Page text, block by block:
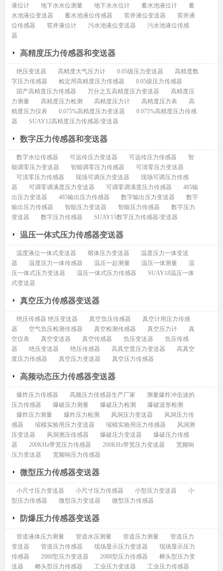
液位计
地下水水位测量 地下水水位计 蓄水池液位计
蓄
水池液位变送器
蓄水池液位传感器 窖井液位变送器
窖井液
位传感器
窖井液位计 污水池液位变送器
污水池液位传感
器
高精度压力传感器和变送器
绝压变送器 高精度大气压力计 0.05级压力变送器
高精度数
字压力传感器
检定用高精度压力传感器
0.05级压力传感器
国产高精度压力传感器
万分之五高精度压力变送器
高精度压
力测量
高精度压力检测 高精度压力计 高精度压力表
高
精度压力仪表
0.075%高精度压力变送器
0.075%高精度压力传感
器
SUAY12高精度压力传感器/变送器
数字压力传感器和变送器
数字水位传感器 可远传压力变送器 可远传压力传感器
智
能调零压力变送器
智能调零压力传感器
可清零压力变送器
可清零压力传感器
现场可调压力变送器
现场可调压力传感
器
可调零调满度压力变送器 可调零调满度压力传感器
485输
出压力变送器
485输出压力传感器 数字输出压力变送器
数字
输出压力传感器
智能压力变送器 智能压力传感器
数字压力
变送器
数字压力传感器 SUAY15数字压力传感器/变送器
温压一体式压力传感器变送器
温度液位一体式变送器 熔体压力变送器
温度压力一体变送
器
温度压力一体传感器 温压一起测量 温压一体测量
温
压一体式压力变送器
温压一体式压力传感器
SUAY18温压一体
式变送器
真空压力传感器变送器
绝压传感器 绝压变送器 真空负压传感器
真空计用压力传感
器
空气负压检测传感器 真空检测传感器 真空压力计
真
空仪表
真空变送器 真空传感器 负压变送器
负压传感
器
绝压变送器 绝压传感器 高真空度压力变送器
高真空
度压力传感器
真空压力变送器 真空压力传感器
高频动态压力传感器变送器
爆炸压力传感器 高频压力传感器生产厂家
测量爆炸冲击波的
压力传感器
爆破压力测量 爆破压力检测
爆破波形检测
爆炸压力测量
爆炸压力检测 风洞压力变送器
风洞压力传
感器
缩模实验用压力变送器 缩模实验用压力传感器
风洞测
压变送器
风洞测压传感器 爆破压力变送器
爆破压力传感
器
200KHz带宽压力传感器 200KHz带宽压力变送器
宽频响
压力变送器
宽频响压力传感器
微型压力传感器变送器
小尺寸压力变送器 小尺寸压力传感器 小型压力变送器
小
型压力传感器
微型压力变送器 微型压力传感器
防爆压力传感器变送器
管道液体压力测量 管道水压测量 管道压力测量
管道压力
变送器
管道压力传感器 现场显示压力变送器
现场显示压力
传感器
2088型压力变送器 2088型压力传感器
榔头型压力变
送器
榔头型压力传感器 工业压力变送器
工业压力传感器